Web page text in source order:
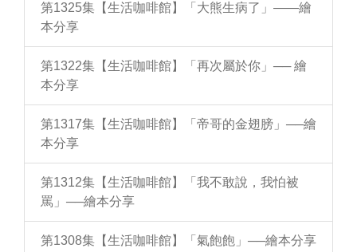
第1325集【生活咖啡館】「大熊生病了」——繪
本分享
第1322集【生活咖啡館】「再次屬於你」── 繪
本分享
第1317集【生活咖啡館】「帝哥的金翅膀」──繪
本分享
第1312集【生活咖啡館】「我不敢說，我怕被
罵」──繪本分享
第1308集【生活咖啡館】「氣飽飽」──繪本分享